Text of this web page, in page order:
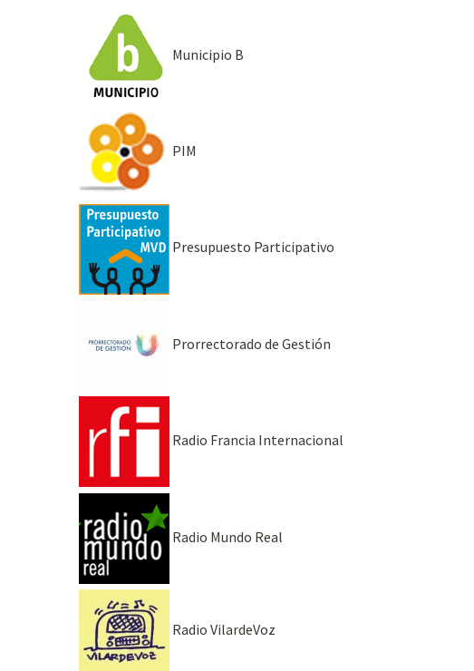
Municipio B
PIM
Presupuesto Participativo
Prorrectorado de Gestión
Radio Francia Internacional
Radio Mundo Real
Radio VilardeVoz